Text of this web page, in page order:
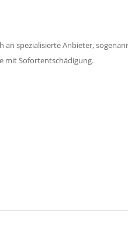
spezialisierte Anbieter,
mit Sofortentschädigung.